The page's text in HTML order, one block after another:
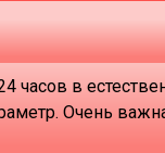
часов в
Очень